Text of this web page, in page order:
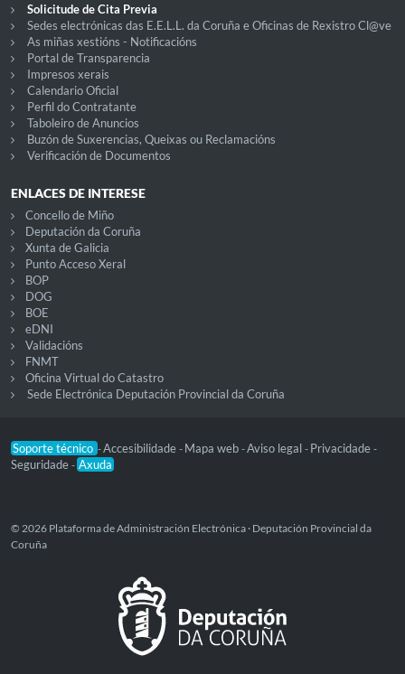
Solicitude de Cita Previa
Sedes electrónicas das E.E.L.L. da Coruña e Oficinas de Rexistro Cl@ve
As miñas xestións - Notificacións
Portal de Transparencia
Impresos xerais
Calendario Oficial
Perfil do Contratante
Taboleiro de Anuncios
Buzón de Suxerencias, Queixas ou Reclamacións
Verificación de Documentos
ENLACES DE INTERESE
Concello de Miño
Deputación da Coruña
Xunta de Galicia
Punto Acceso Xeral
BOP
DOG
BOE
eDNI
Validacións
FNMT
Oficina Virtual do Catastro
Sede Electrónica Deputación Provincial da Coruña
Soporte técnico -Accesibilidade - Mapa web -Aviso legal - Privacidade -
Seguridade - Axuda
© 2026 Plataforma de Administración Electrónica · Deputación Provincial da
Coruña